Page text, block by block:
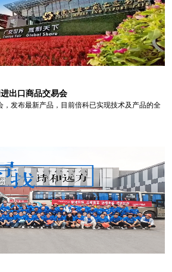
出口商品交易会
发布最新产品，目前倍科已实现技术及产品的全